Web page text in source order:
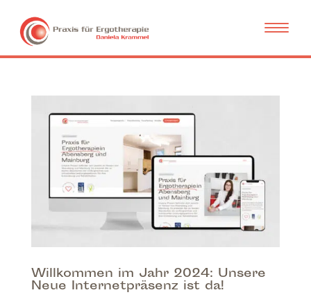
Willkommen im Jahr 2024: Unsere
Neue Internetpräsenz ist da!